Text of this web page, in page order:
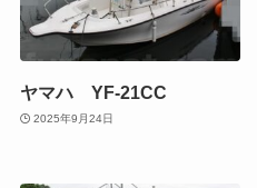
ヤマハ YF-21CC
2025年9月24日